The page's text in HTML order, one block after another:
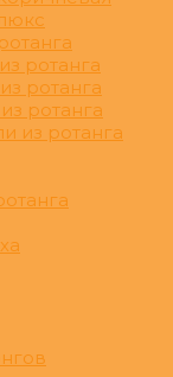
ротанга
ротанга
ротанга
из ротанга